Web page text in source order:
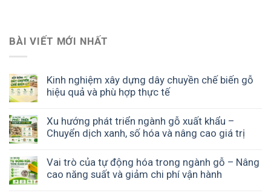
BÀI VIẾT MỚI NHẤT
Kinh nghiệm xây dựng dây chuyền chế biến gỗ
hiệu quả và phù hợp thực tế
Xu hướng phát triển ngành gỗ xuất khẩu –
Chuyển dịch xanh, số hóa và nâng cao giá trị
Vai trò của tự động hóa trong ngành gỗ – Nâng
cao năng suất và giảm chi phí vận hành